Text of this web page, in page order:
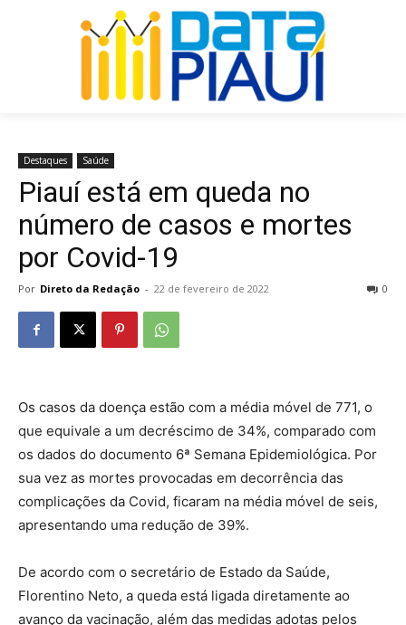
Destaques Saúde
Piauí está em queda no
número de casos e mortes
por Covid-19
Por Direto da Redação - 22 de fevereiro de 2022 0
Os casos da doença estão com a média móvel de 771, o
que equivale a um decréscimo de 34%, comparado com
os dados do documento 6ª Semana Epidemiológica. Por
sua vez as mortes provocadas em decorrência das
complicações da Covid, ficaram na média móvel de seis,
apresentando uma redução de 39%.
De acordo com o secretário de Estado da Saúde,
Florentino Neto, a queda está ligada diretamente ao
avanço da vacinação, além das medidas adotas pelos